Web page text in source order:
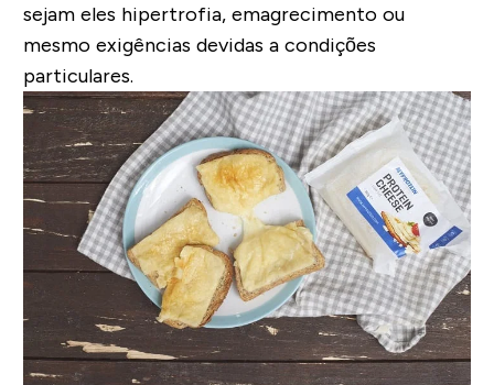
sejam eles hipertrofia, emagrecimentoou
mesmo exigências devidas a condições
particulares.